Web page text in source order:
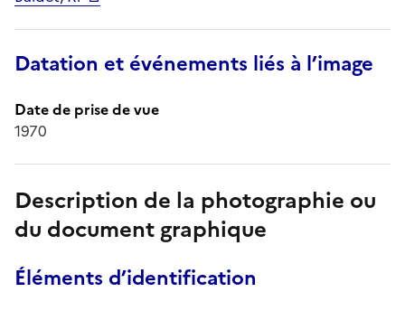
Datation et événements liés à l’image
Date de prise de vue
1970
Description de la photographie ou
du document graphique
Éléments d’identification